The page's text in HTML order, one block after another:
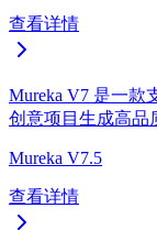
查看详情
Mureka V7 是一款
创意项目生成高品
Mureka V7.5
查看详情